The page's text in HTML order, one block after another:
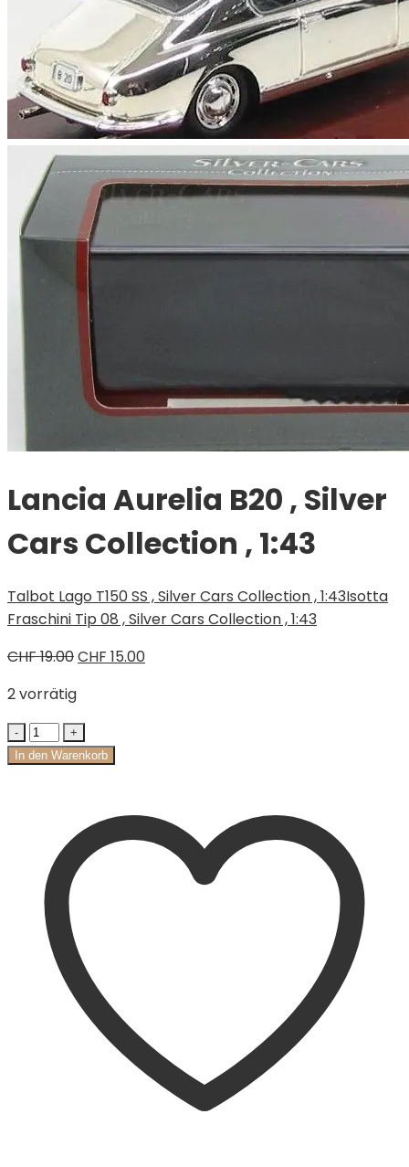
Lancia Aurelia B20 , Silver
Cars Collection , 1:43
Talbot Lago T150 SS , Silver Cars Collection , 1:43Isotta
Fraschini Tip 08 , Silver Cars Collection , 1:43
CHF19.00Ursprünglicher
CHF 19.00
CHF 15.00Aktueller
2 vorrätig
In den Warenkorb